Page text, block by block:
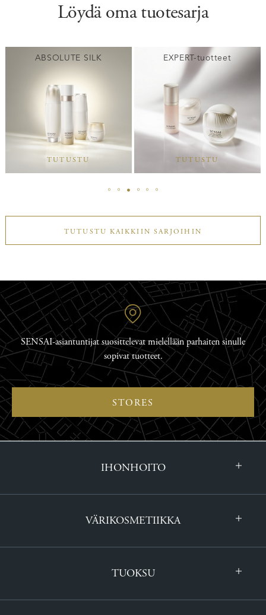
Löydä oma tuotesarja
ABSOLUTE SILK
TUTUSTU
EXPERT-tuotteet
TUTUSTU
TUTUSTU KAIKKIIN SARJOIHIN
SENSAI-asiantuntijat suosittelevat mielellään parhaiten sinulle
sopivat tuotteet.
STORES
IHONHOITO
VÄRIKOSMETIIKKA
TUOKSU